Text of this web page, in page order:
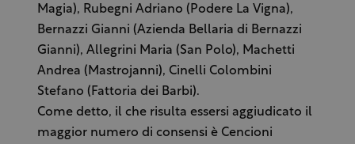
Magia), Rubegni Adriano (Podere La Vigna),
Bernazzi Gianni (Azienda Bellaria di Bernazzi
Gianni), Allegrini Maria (San Polo), Machetti
Andrea (Mastrojanni), Cinelli Colombini
Stefano (Fattoria dei Barbi).
Come detto, il che risulta essersi aggiudicato il
maggior numero di consensi è Cencioni